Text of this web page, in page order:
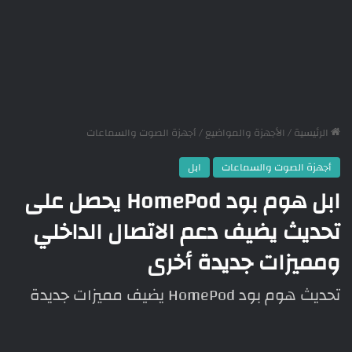
الرئيسية/ الأجهزة والمواضيع/أجهزة الصوت والسماعات
أجهزة الصوت والسماعات
ابل
ابل هوم بود HomePod يحصل على
تحديث يضيف دعم الاتصال الداخلي
ومميزات جديدة أخرى
تحديث هوم بود HomePod يضيف مميزات جديدة